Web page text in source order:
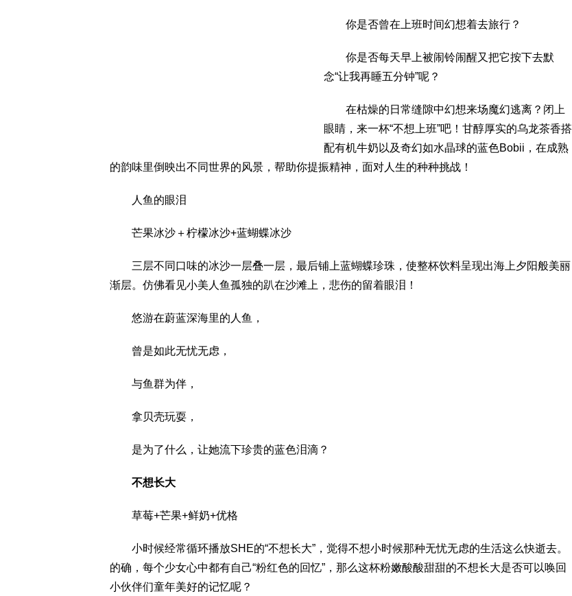
你是否曾在上班时间幻想着去旅行？
你是否每天早上被闹铃闹醒又把它按下去默
念“让我再睡五分钟”呢？
在枯燥的日常缝隙中幻想来场魔幻逃离？闭上
眼睛，来一杯“不想上班”吧！甘醇厚实的乌龙茶香搭
配有机牛奶以及奇幻如水晶球的蓝色Bobii，在成熟
的韵味里倒映出不同世界的风景，帮助你提振精神，面对人生的种种挑战！
人鱼的眼泪
芒果冰沙＋柠檬冰沙+蓝蝴蝶冰沙
三层不同口味的冰沙一层叠一层，最后铺上蓝蝴蝶珍珠，使整杯饮料呈现出海上夕阳般美丽
渐层。仿佛看见小美人鱼孤独的趴在沙滩上，悲伤的留着眼泪！
悠游在蔚蓝深海里的人鱼，
曾是如此无忧无虑，
与鱼群为伴，
拿贝壳玩耍，
是为了什么，让她流下珍贵的蓝色泪滴？
不想长大
草莓+芒果+鲜奶+优格
小时候经常循环播放SHE的“不想长大”，觉得不想小时候那种无忧无虑的生活这么快逝去。
的确，每个少女心中都有自己“粉红色的回忆”，那么这杯粉嫩酸酸甜甜的不想长大是否可以唤回
小伙伴们童年美好的记忆呢？